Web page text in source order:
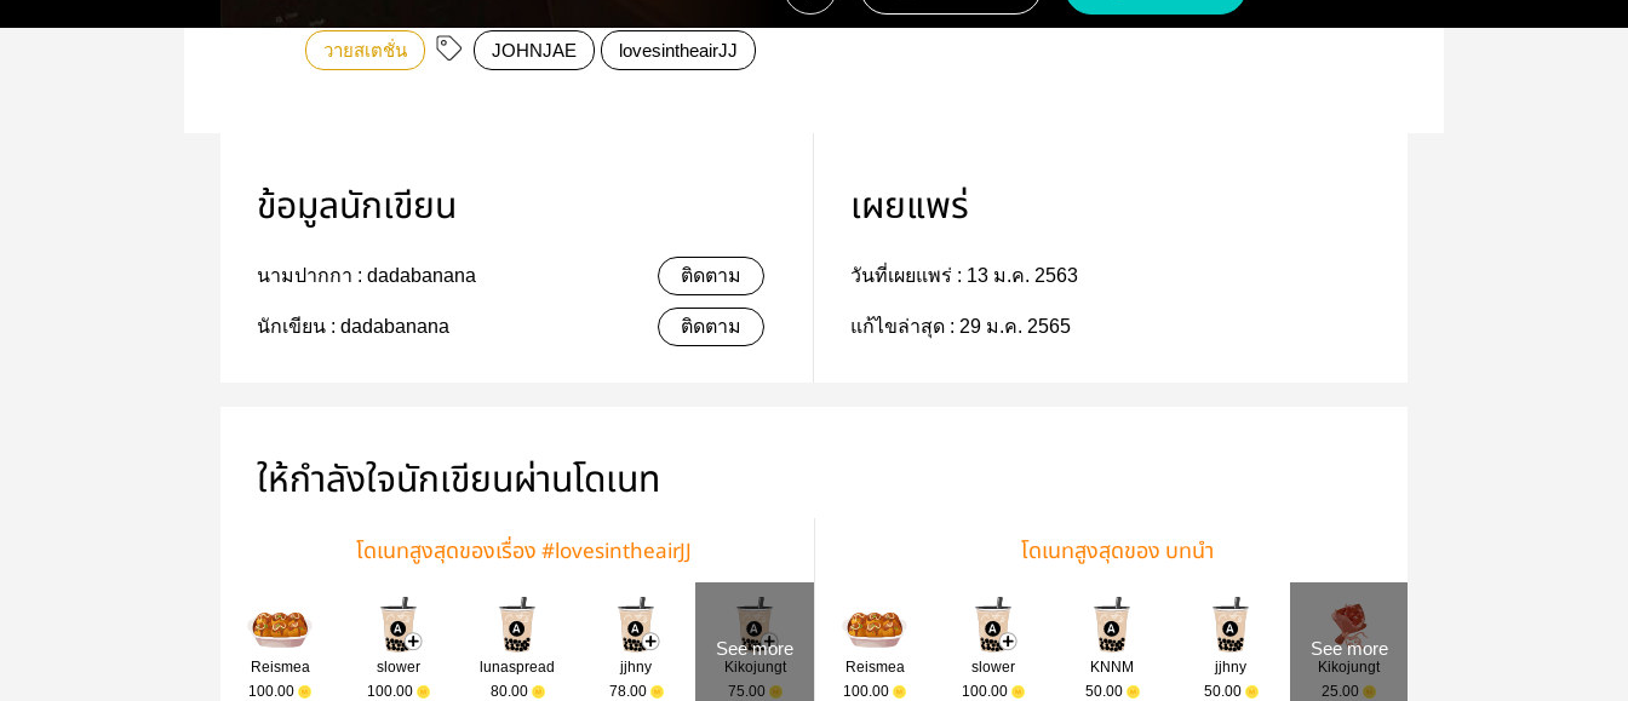
วายสเตชั่น JOHNJAE lovesintheairJJ
ข้อมูลนักเขียน
นามปากกา : dadabanana ติดตาม
นักเขียน : dadabanana ติดตาม
เผยแพร่
วันที่เผยแพร่ : 13 ม.ค. 2563
แก้ไขล่าสุด : 29 ม.ค. 2565
ให้กำลังใจนักเขียนผ่านโดเนท
โดเนทสูงสุดของเรื่อง #lovesintheairJJ
Reismea
100.00
slower
100.00
lunaspread
80.00
jjhny
78.00
See more
Kikojungt
75.00
โดเนทสูงสุดของ บทนำ
Reismea
100.00
slower
100.00
KNNM
50.00
jjhny
50.00
See more
Kikojungt
25.00